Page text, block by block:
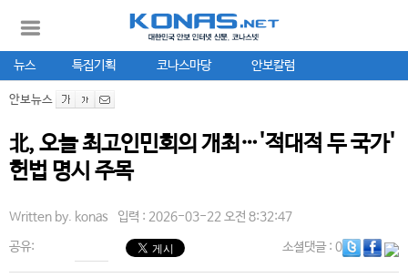
뉴스 특집기획 코나스마당 안보칼럼
안보뉴스
北, 오늘 최고인민회의 개최…'적대적 두 국가'
헌법 명시 주목
Written by. konas 입력 : 2026-03-22 오전 8:32:47
공유: 소셜댓글: 0